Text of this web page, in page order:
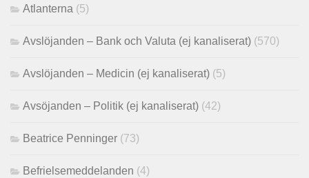
Atlanterna (5)
Avslöjanden – Bank och Valuta (ej kanaliserat) (570)
Avslöjanden – Medicin (ej kanaliserat) (5)
Avsöjanden – Politik (ej kanaliserat) (42)
Beatrice Penninger (73)
Befrielsemeddelanden (4)